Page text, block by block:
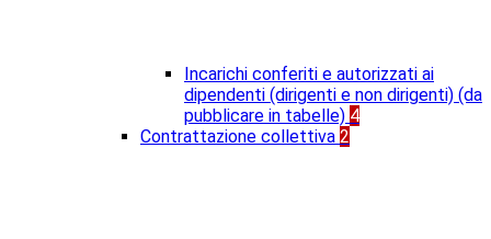
Incarichi conferiti e autorizzati ai
dipendenti (dirigenti e non dirigenti) (da
pubblicare in tabelle) 4
Contrattazione collettiva 2